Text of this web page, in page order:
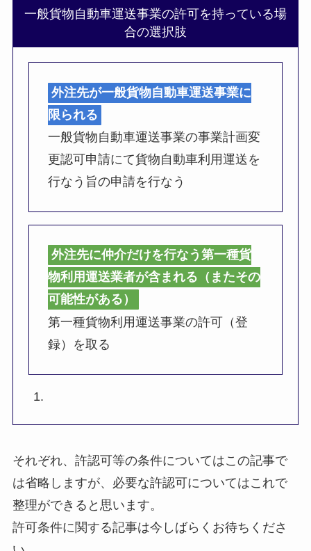
一般貨物自動車運送事業の許可を持っている場
合の選択肢
外注先が一般貨物自動車運送事業に
限られる
一般貨物自動車運送事業の事業計画変
更認可申請にて貨物自動車利用運送を
行なう旨の申請を行なう
外注先に仲介だけを行なう第一種貨
物利用運送業者が含まれる（またその
可能性がある）
第一種貨物利用運送事業の許可（登
録）を取る
それぞれ、許認可等の条件についてはこの記事で
は省略しますが、必要な許認可についてはこれで
整理ができると思います。
許可条件に関する記事は今しばらくお待ちくださ